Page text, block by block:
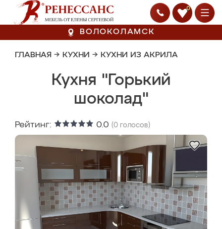
0
ВОЛОКОЛАМСК
ГЛАВНАЯ → КУХНИ → КУХНИ ИЗ АКРИЛА
Кухня "Горький
шоколад"
Рейтинг: 0.0 (0 голосов)